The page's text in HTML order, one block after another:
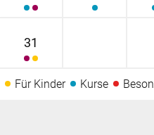
31
Für Kinder Kurse